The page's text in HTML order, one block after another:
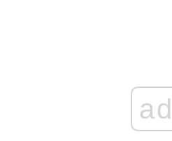
ad